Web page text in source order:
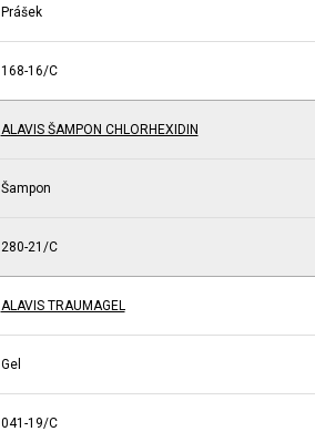
Prášek
168-16/C
ALAVIS ŠAMPON CHLORHEXIDIN
Šampon
280-21/C
ALAVIS TRAUMAGEL
Gel
041-19/C